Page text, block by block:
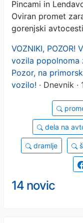
Pincami in
Oviran promet
gorenjski
VOZNIKI,
vozila popolnoma
Pozor, na
vozilo! · Dnevnik ·
dela na
dramlje
14 novic